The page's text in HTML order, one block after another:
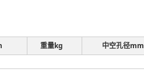
重量kg 中空孔径mm